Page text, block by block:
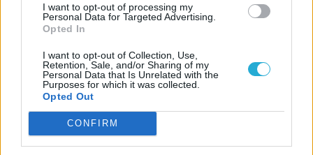
I want to opt-out of processing my
Personal Data for Targeted Advertising.
Opted In
I want to opt-out of Collection, Use,
Retention, Sale, and/or Sharing of my
Personal Data that Is Unrelated with the
Purposes for which it was collected.
Opted Out
CONFIRM